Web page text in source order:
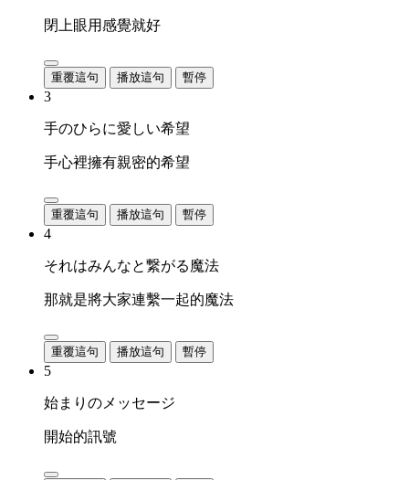
閉上眼用感覺就好
重覆這句 播放這句 暫停
3
手のひらに愛しい希望
手心裡擁有親密的希望
重覆這句 播放這句 暫停
4
それはみんなと繋がる魔法
那就是將大家連繫一起的魔法
重覆這句 播放這句 暫停
5
始まりのメッセージ
開始的訊號